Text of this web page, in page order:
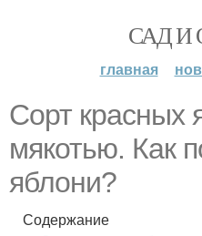
САД И
главная
Сорт красных
мякотью. Как
яблони?
Содержание